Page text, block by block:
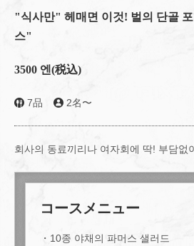
"식사만" 헤매면 이것! 벌의 단골
스"
3500 엔 (税込)
7品 2名〜
회사의 동료끼리나 여자회에 딱! 부담없
コースメニュー
・10종 야채의 파머스 샐러드